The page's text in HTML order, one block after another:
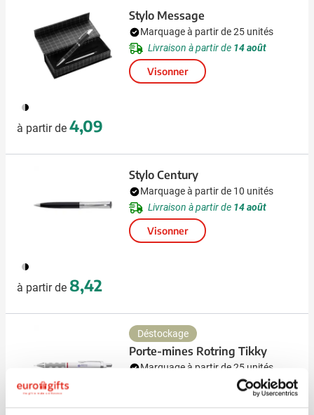
050
à partir de 4,09
Stylo Message
Marquage à partir de 25 unités
Livraison à partir de 14 août
Visonner
050
à partir de 8,42
Stylo Century
Marquage à partir de 10 unités
Livraison à partir de 14 août
Visonner
Déstockage
Porte-mines Rotring Tikky
Marquage à partir de 25 unités
14 août
Visonner